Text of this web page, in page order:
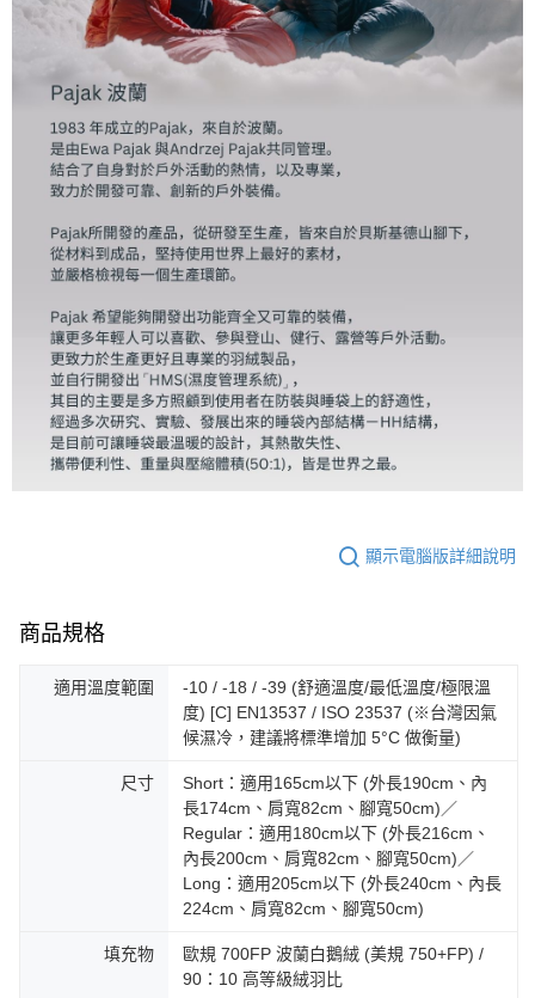
顯示電腦版詳細說明
商品規格
適用溫度範圍
-10 / -18 / -39 (舒適溫度/最低溫度/極限溫
度) [C] EN13537 / ISO 23537 (※台灣因氣
候濕冷，建議將標準增加 5°C 做衡量)
尺寸
Short：適用165cm以下 (外長190cm、內
長174cm、肩寬82cm、腳寬50cm)／
Regular：適用180cm以下 (外長216cm、
內長200cm、肩寬82cm、腳寬50cm)／
Long：適用205cm以下 (外長240cm、內長
224cm、肩寬82cm、腳寬50cm)
填充物
歐規 700FP 波蘭白鵝絨 (美規 750+FP) /
90：10 高等級絨羽比